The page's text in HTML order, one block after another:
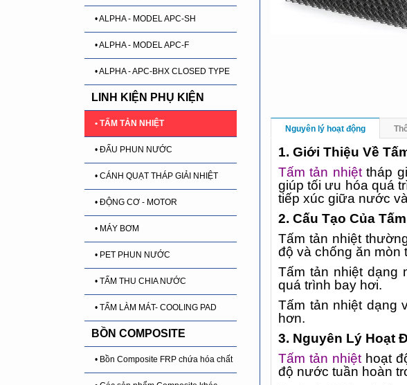
Nguyên lý hoạt động
1. Giới Thiệu Về
Tấm tản nhiệttháp
giúp tối ưu hóa quá
tiếp xúc giữa nước
2. Cấu Tạo Của
Tấm tản nhiệt
độ và chống ăn mòn
Tấm tản nhiệt dạng
quá trình bay hơi.
Tấm tản nhiệt dạng
hơn.
3. Nguyên Lý Hoạt
Tấm tản nhiệt hoạt
độ nước tuần hoàn
• ALPHA - MODEL APC-SH
• ALPHA - MODEL APC-F
• ALPHA - APC-BHX CLOSED TYPE
LINH KIỆN PHỤ KIỆN
• TẤM TẢN NHIỆT
• ĐẤU PHUN NƯỚC
• CÁNH QUẠT THÁP GIẢI NHIỆT
• ĐỘNG CƠ - MOTOR
• MÁY BƠM
• PET PHUN NƯỚC
• TẤM THU CHIA NƯỚC
• TẤM LÀM MÁT- COOLING PAD
BỒN COMPOSITE
• Bồn Composite FRP chứa hóa chất